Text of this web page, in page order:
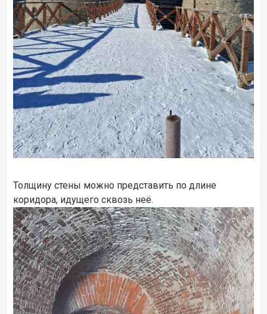
Толщину стены можно представить по длине
коридора, идущего сквозь неё.